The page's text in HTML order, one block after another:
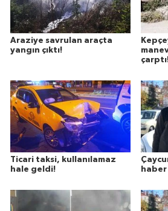
Araziye savrulan araçta
yangın çıktı!
Ticari taksi, kullanılamaz
hale geldi!